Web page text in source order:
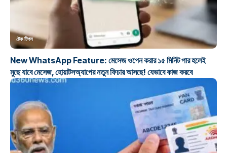
টেক টিপস
New WhatsApp Feature: মেসেজ ওপেন করার ১৫ মিনিট পার হলেই
মুছে যাবে মেসেজ, হোয়াটসঅ্যাপের নতুন ফিচার আসছে! যেভাবে কাজ করবে